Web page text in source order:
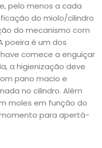
pelo menos a cada
do miolo/cilindro
do mecanismo com
poeira é um dos
comece a enguiçar
a higienização deve
pano macio e
no cilindro. Além
moles em função do
para apertá-